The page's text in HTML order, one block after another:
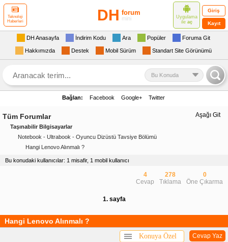
Teknoloji
Haberleri
DH forum
mini
Uygulama
ile aç
Giriş
Kayıt
DH Anasayfa İndirim Kodu Ara Popüler Foruma Git
Hakkımızda Destek Mobil Sürüm Standart Site Görünümü
Bu Konuda
Bağlan: Facebook Google+ Twitter
Aşağı Git
Tüm Forumlar
Taşınabilir Bilgisayarlar
Notebook - Ultrabook - Oyuncu Dizüstü Tavsiye Bölümü
Hangi Lenovo Alınmalı ?
Bu konudaki kullanıcılar: 1 misafir, 1 mobil kullanıcı
4
Cevap
278
Tıklama
0
Öne Çıkarma
1. sayfa
Hangi Lenovo Alınmalı ?
Cevap Yaz
Konuya Özel